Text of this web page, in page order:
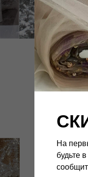
На
будьте